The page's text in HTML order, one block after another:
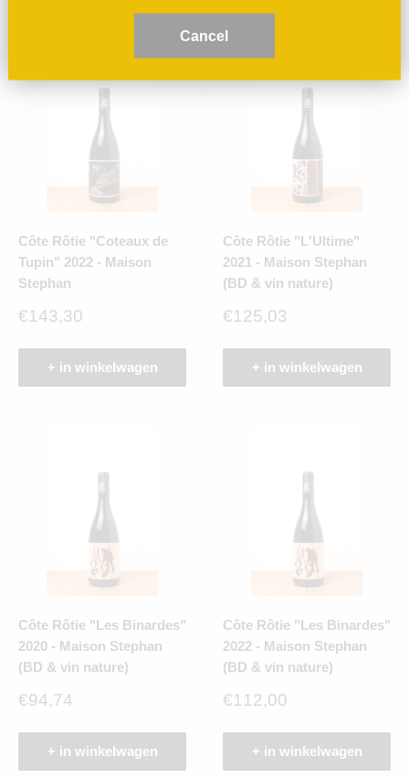
Côte Rôtie "Coteaux de
Tupin" 2022 - Maison
Stephan
Verkoopprijs
€143,30
+ in winkelwagen
Côte Rôtie "L'Ultime"
2021 - Maison Stephan
(BD & vin nature)
Verkoopprijs
€125,03
+ in winkelwagen
Côte Rôtie "Les Binardes"
2020 - Maison Stephan
(BD & vin nature)
Verkoopprijs
€94,74
+ in winkelwagen
Côte Rôtie "Les Binardes"
2022 - Maison Stephan
(BD & vin nature)
Verkoopprijs
€112,00
+ in winkelwagen
Cancel